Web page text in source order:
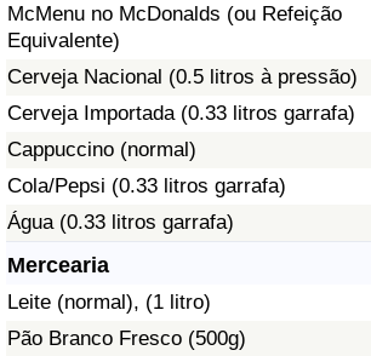
McMenu no McDonalds (ou Refeição
Equivalente)
Cerveja Nacional (0.5 litros à pressão)
Cerveja Importada (0.33 litros garrafa)
Cappuccino (normal)
Cola/Pepsi (0.33 litros garrafa)
Água (0.33 litros garrafa)
Mercearia
Leite (normal), (1 litro)
Pão Branco Fresco (500g)
em Aqaba
Crime
Taxa do Indicador de Crime (Atual)
Indicador de Crime
Índice de criminalidade por país
Saúde